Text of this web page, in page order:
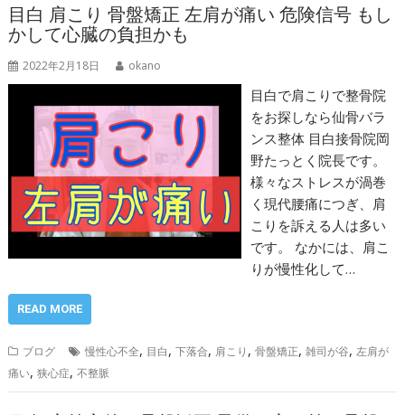
目白 肩こり 骨盤矯正 左肩が痛い 危険信号 もし
かして心臓の負担かも
2022年2月18日 okano
目白で肩こりで整骨院
をお探しなら仙骨バラ
ンス整体 目白接骨院岡
野たっとく院長です。
様々なストレスが渦巻
く現代腰痛につぎ、肩
こりを訴える人は多い
です。 なかには、肩こ
りが慢性化して…
READ MORE
ブログ 慢性心不全, 目白,下落合, 肩こり ,骨盤矯正,雑司が谷, 左肩が
痛い,狭心症,不整脈